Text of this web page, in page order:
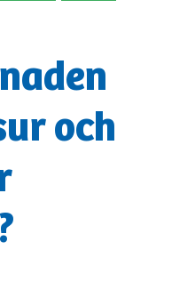
och